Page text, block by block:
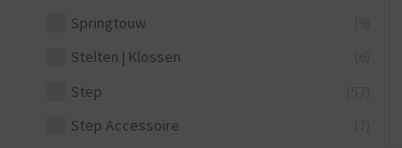
Springtouw
Stelten | Klossen
Step
Step Accessoire